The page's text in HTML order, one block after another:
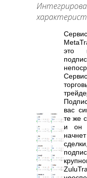
это
вас
те же
и он